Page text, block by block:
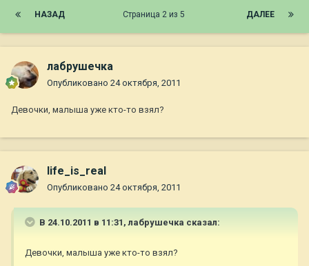
НАЗАД ДАЛЕЕ
Страница 2 из 5
лабрушечка
Опубликовано 24 октября, 2011
Девочки, малыша уже кто-то взял?
life_is_real
Опубликовано 24 октября, 2011
В 24.10.2011 в 11:31, лабрушечка сказал:
Девочки, малыша уже кто-то взял?